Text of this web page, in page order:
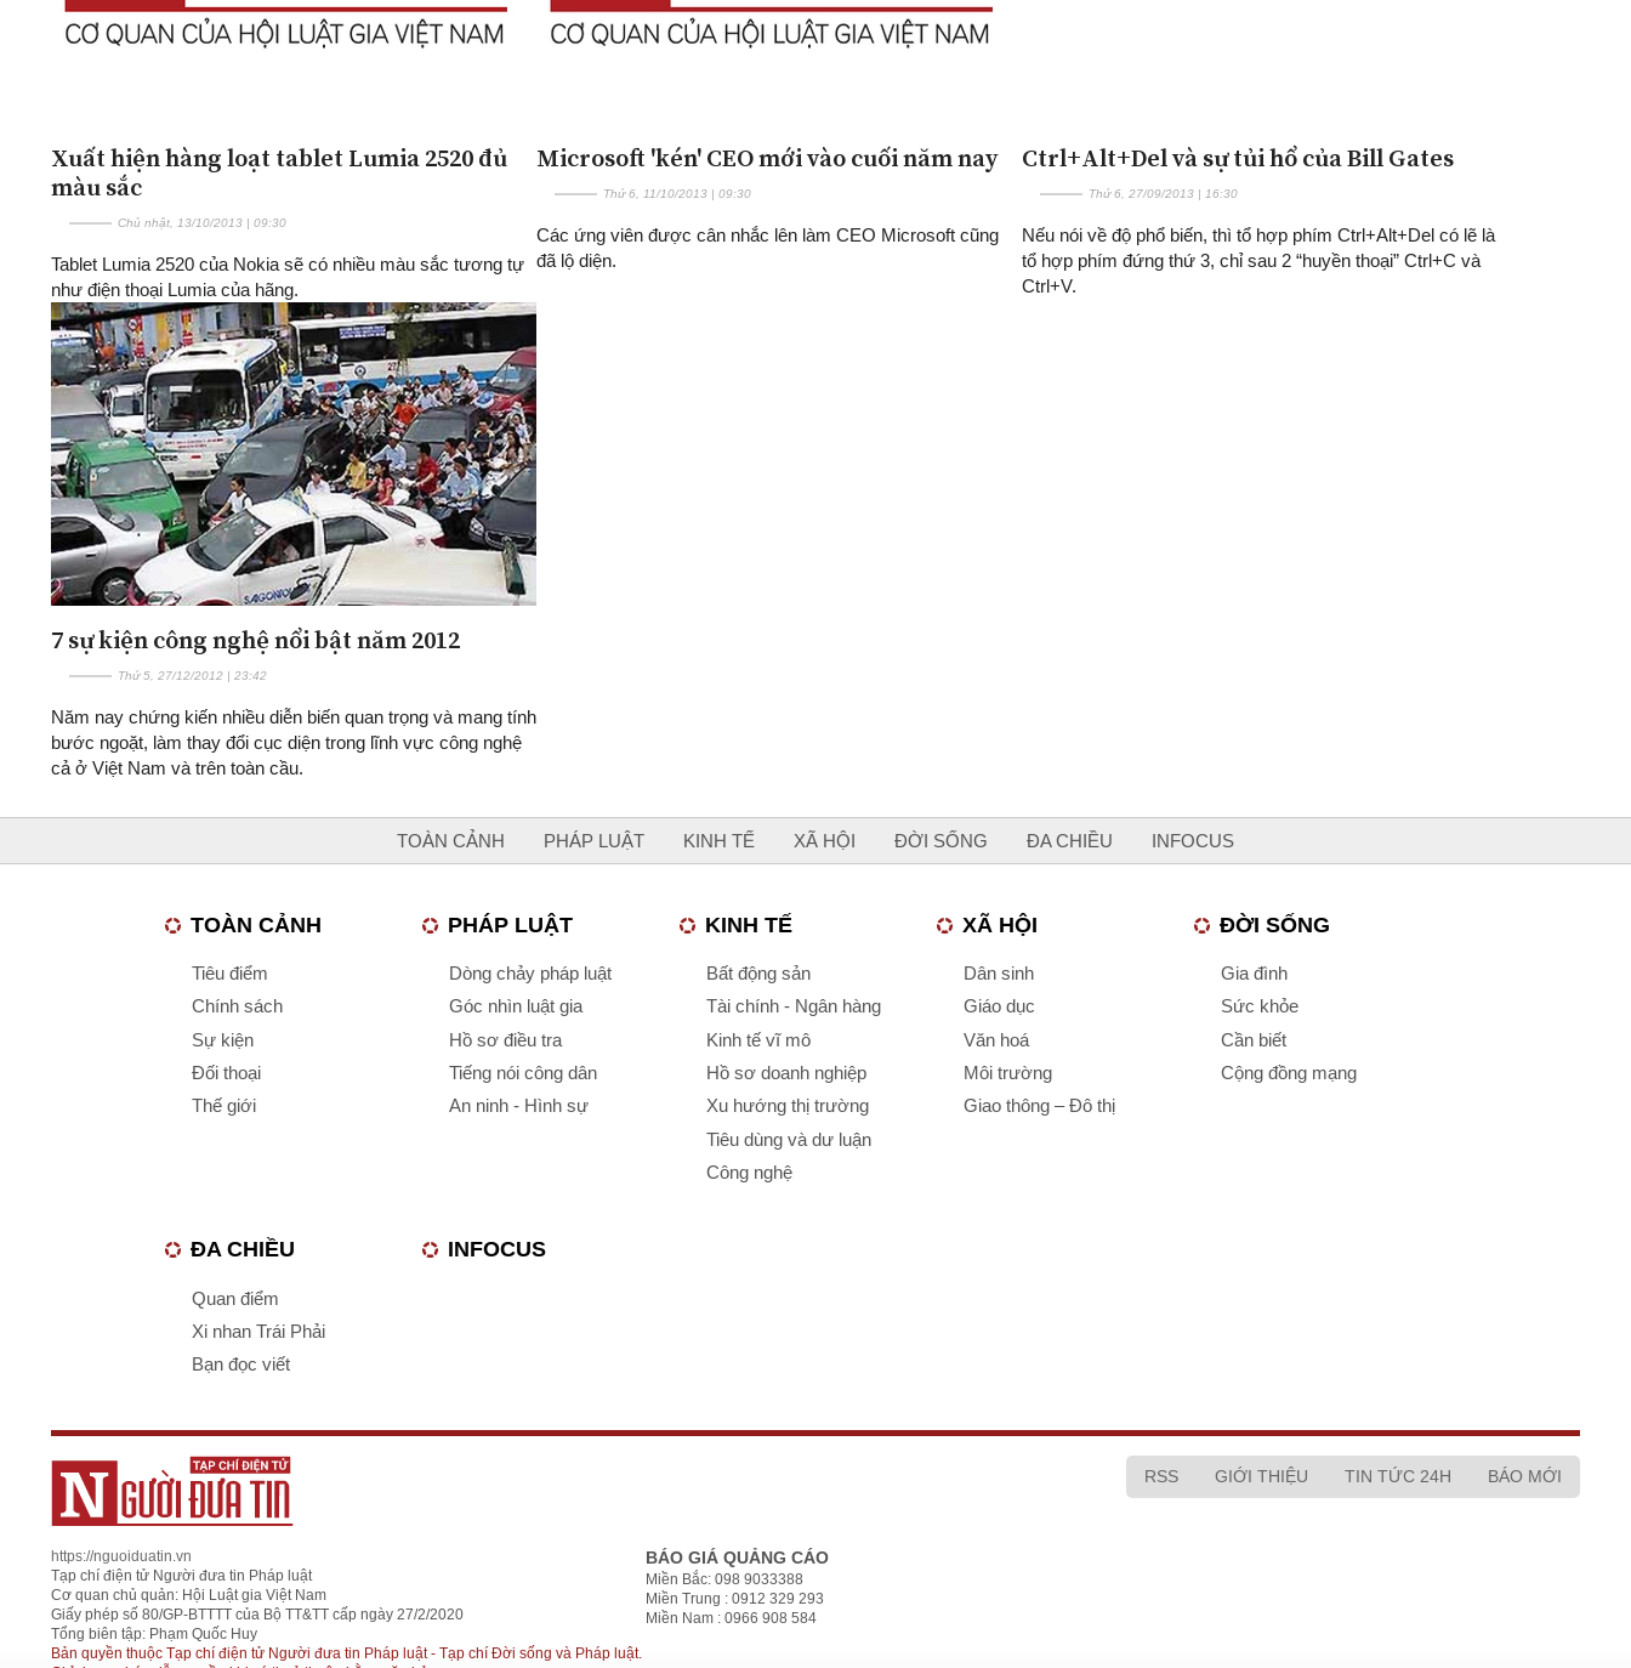
Xuất hiện hàng loạt tablet Lumia 2520 đủ
màu sắc
Chủ nhật, 13/10/2013 | 09:30
Tablet Lumia 2520 của Nokia sẽ có nhiều màu sắc tương tự
như điện thoại Lumia của hãng.
Microsoft 'kén' CEO mới vào cuối năm nay
Thứ 6, 11/10/2013 | 09:30
Các ứng viên được cân nhắc lên làm CEO Microsoft cũng
đã lộ diện.
Ctrl+Alt+Del và sự tủi hổ của Bill Gates
Thứ 6, 27/09/2013 | 16:30
Nếu nói về độ phổ biến, thì tổ hợp phím Ctrl+Alt+Del có lẽ là
tổ hợp phím đứng thứ 3, chỉ sau 2 “huyền thoại” Ctrl+C và
Ctrl+V.
7 sự kiện công nghệ nổi bật năm 2012
Thứ 5, 27/12/2012 | 23:42
Năm nay chứng kiến nhiều diễn biến quan trọng và mang tính
bước ngoặt, làm thay đổi cục diện trong lĩnh vực công nghệ
cả ở Việt Nam và trên toàn cầu.
TOÀN CẢNH PHÁP LUẬT KINH TẾ XÃ HỘI ĐỜI SỐNG ĐA CHIỀU INFOCUS
TOÀN CẢNH
Tiêu điểm
Chính sách
Sự kiện
Đối thoại
Thế giới
PHÁP LUẬT
Dòng chảy pháp luật
Góc nhìn luật gia
Hồ sơ điều tra
Tiếng nói công dân
An ninh - Hình sự
KINH TẾ
Bất động sản
Tài chính - Ngân hàng
Kinh tế vĩ mô
Hồ sơ doanh nghiệp
Xu hướng thị trường
Tiêu dùng và dư luận
Công nghệ
XÃ HỘI
Dân sinh
Giáo dục
Văn hoá
Môi trường
Giao thông – Đô thị
ĐỜI SỐNG
Gia đình
Sức khỏe
Cần biết
Cộng đồng mạng
ĐA CHIỀU
Quan điểm
Xi nhan Trái Phải
Bạn đọc viết
INFOCUS
https://nguoiduatin.vn
Tạp chí điện tử Người đưa tin Pháp luật
Cơ quan chủ quản: Hội Luật gia Việt Nam
Giấy phép số 80/GP-BTTTT của Bộ TT&TT cấp ngày 27/2/2020
Tổng biên tập: Phạm Quốc Huy
Bản quyền thuộc Tạp chí điện tử Người đưa tin Pháp luật - Tạp chí Đời sống và Pháp luật.
BÁO GIÁ QUẢNG CÁO
Miền Bắc: 098 9033388
Miền Trung : 0912 329 293
Miền Nam : 0966 908 584
RSS GIỚI THIỆU TIN TỨC 24H BÁO MỚI